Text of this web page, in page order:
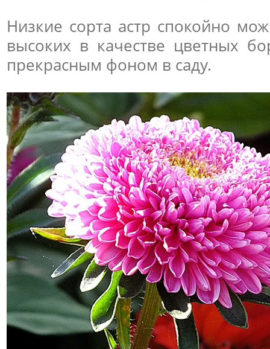
Низкие сорта астр спокойно
высоких в качестве цветных
прекрасным фоном в саду.